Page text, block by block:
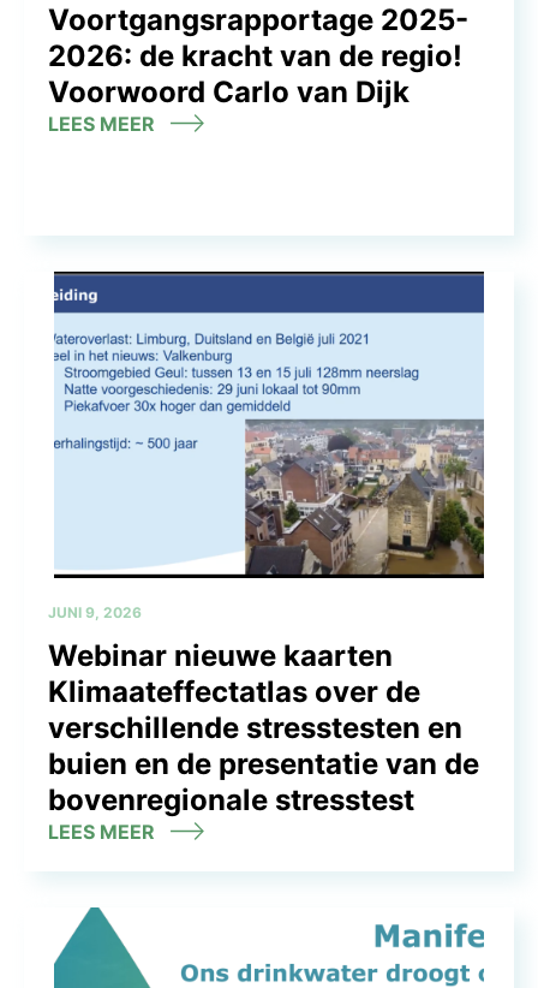
Voortgangsrapportage 2025-
2026: de kracht van de regio!
Voorwoord Carlo van Dijk
LEES MEER
JUNI 9, 2026
Webinar nieuwe kaarten
Klimaateffectatlas over de
verschillende stresstesten en
buien en de presentatie van de
bovenregionale stresstest
LEES MEER